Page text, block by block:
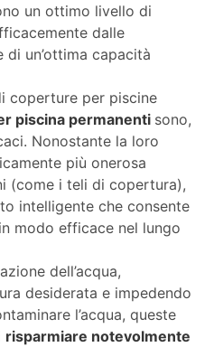
un ottimo livello di
dalle
un’ottima capacità
coperture per piscine
piscina permanenti sono,
Nonostante la loro
più onerosa
(come i teli di copertura),
intelligente che consente
modo efficace nel lungo
dell’acqua,
desiderata e impedendo
l’acqua, queste
risparmiare notevolmente